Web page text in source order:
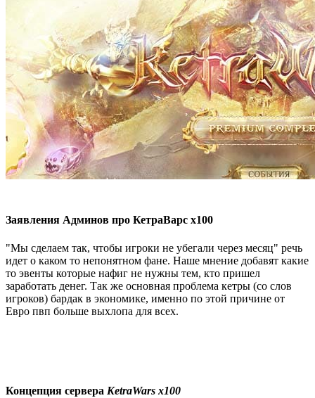
Заявления Админов про КетраВарс х100
"Мы сделаем так, чтобы игроки не убегали через месяц" речь
идет о каком то непонятном фане. Наше мнение добавят какие
то эвенты которые нафиг не нужны тем, кто пришел
заработать денег. Так же основная проблема кетры (со слов
игроков) бардак в экономике, именно по этой причине от
Евро пвп больше выхлопа для всех.
Концепция сервера KetraWars x100